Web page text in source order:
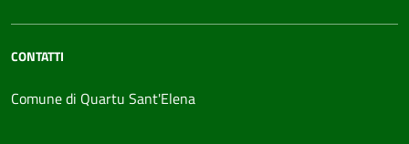
CONTATTI
Comune di Quartu Sant'Elena